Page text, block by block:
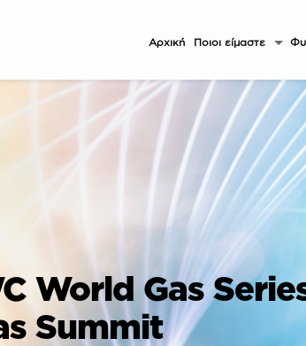
Αρχική Ποιοι είμαστε
World Gas
Summit